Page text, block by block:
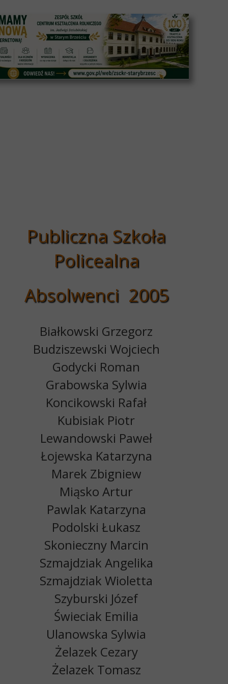
Białkowski Grzegorz
Budziszewski Wojciech
Godycki Roman
Grabowska Sylwia
Koncikowski Rafał
Kubisiak Piotr
Lewandowski Paweł
Łojewska Katarzyna
Marek Zbigniew
Miąsko Artur
Pawlak Katarzyna
Podolski Łukasz
Skonieczny Marcin
Szmajdziak Angelika
Szmajdziak Wioletta
Szyburski Józef
Świeciak Emilia
Ulanowska Sylwia
Żelazek Cezary
Żelazek Tomasz
Publiczna Szkoła
Policealna
Absolwenci 2005